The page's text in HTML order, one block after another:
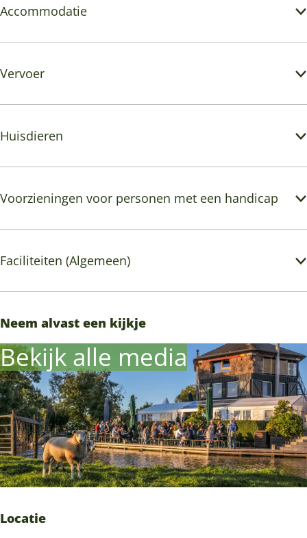
Accommodatie
Vervoer
Huisdieren
Voorzieningen voor personen met een handicap
Faciliteiten (Algemeen)
Neem alvast een kijkje
Bekijk alle media
Locatie